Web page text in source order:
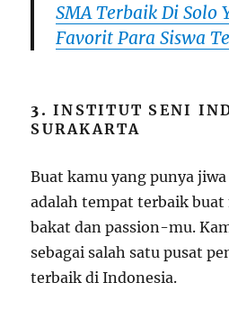
SMA Terbaik Di Solo
Favorit Para Siswa
3.INSTITUT SENI
SURAKARTA
Buat kamu yang punya
adalah tempat terbaik
bakat dan passion-mu.
sebagai salah satu pusat
terbaik di Indonesia.